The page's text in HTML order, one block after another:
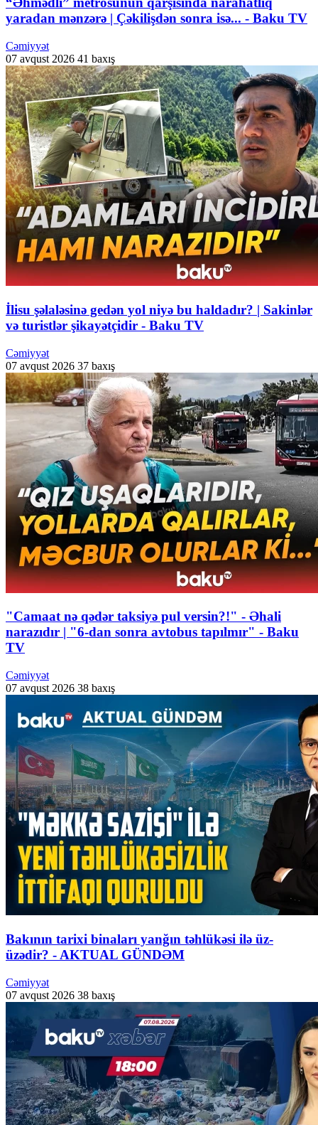
yaradan mənzərə | Çəkilişdən sonra isə... - Baku TV
Cəmiyyət
07 avqust 2026 41 baxış
İlisu şəlaləsinə gedən yol niyə bu haldadır? | Sakinlər
və turistlər şikayətçidir - Baku TV
Cəmiyyət
07 avqust 2026 37 baxış
"Camaat nə qədər taksiyə pul versin?!" - Əhali
narazıdır | "6-dan sonra avtobus tapılmır" - Baku
TV
Cəmiyyət
07 avqust 2026 38 baxış
Bakının tarixi binaları yanğın təhlükəsi ilə üz-
üzədir? - AKTUAL GÜNDƏM
Cəmiyyət
07 avqust 2026 38 baxış